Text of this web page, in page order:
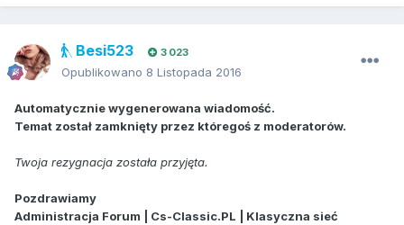
Besi523 3 023
Opublikowano 8 Listopada 2016
Automatycznie wygenerowana wiadomość.
Temat został zamknięty przez któregoś z moderatorów.
Twoja rezygnacja została przyjęta.
Pozdrawiamy
Administracja Forum | Cs-Classic.PL | Klasyczna sieć